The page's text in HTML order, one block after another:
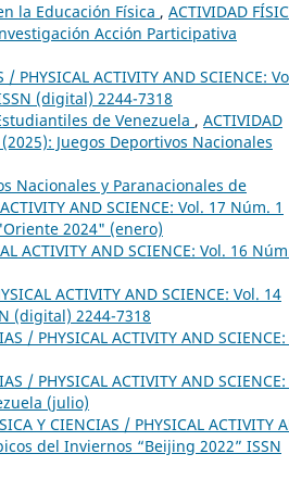
la Educación Física , ACTIVIDAD
Acción Participativa
PHYSICAL ACTIVITY AND SCIENCE:
(digital) 2244-7318
de Venezuela , ACTIVIDAD
(2025): Juegos Deportivos Nacionales
Nacionales y Paranacionales de
AND SCIENCE: Vol. 17 Núm. 1
2024" (enero)
ACTIVITY AND SCIENCE: Vol. 16
ACTIVITY AND SCIENCE: Vol. 14
(digital) 2244-7318
/ PHYSICAL ACTIVITY AND
/ PHYSICAL ACTIVITY AND
(julio)
Y CIENCIAS / PHYSICAL ACTIVITY
del Inviernos “Beijing 2022” ISSN